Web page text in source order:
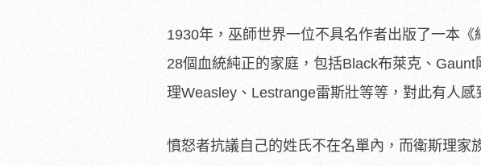
1930年，巫師世界一位不具名作者出版了一本
28個血統純正的家庭，包括Black布萊克、
理Weasley、Lestrange雷斯壯等等，對此有人感
憤怒者抗議自己的姓氏不在名單內，而衛斯理家